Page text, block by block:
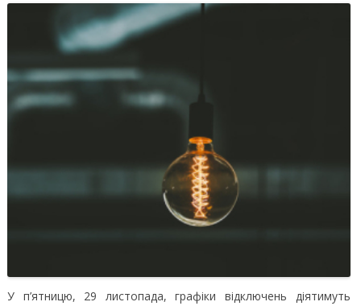
У п’ятницю, 29 листопада, графіки відключень діятимуть